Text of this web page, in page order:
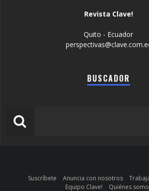
Revista Clave!
Quito - Ecuador
BUSCADOR
Suscríbete Anuncia con nosotros
Equipo Clave!
Quiénes